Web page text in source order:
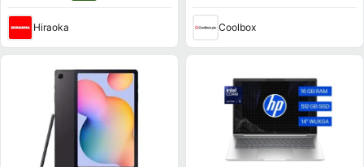
Hiraoka Coolbox